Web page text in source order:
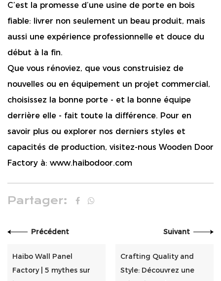
C’est la promesse d’une usine de porte en bois
fiable: livrer non seulement un beau produit, mais
aussi une expérience professionnelle et douce du
début à la fin.
Que vous rénoviez, que vous construisiez de
nouvelles ou en équipement un projet commercial,
choisissez la bonne porte - et la bonne équipe
derrière elle - fait toute la différence. Pour en
savoir plus ou explorer nos derniers styles et
capacités de production, visitez-nous Wooden Door
Factory à: www.haibodoor.com
Partager:
Précédent
Haibo Wall Panel
Factory | 5 mythes sur
Suivant
Crafting Quality and
Style: Découvrez une